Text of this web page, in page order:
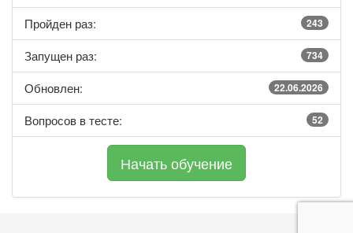
Пройден раз: 243
Запущен раз: 734
Обновлен: 22.06.2026
Вопросов в тесте: 52